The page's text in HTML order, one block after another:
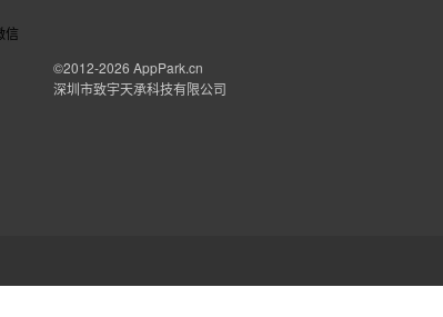
©2012-2026 AppPark.cn
深圳市致宇天承科技有限公司